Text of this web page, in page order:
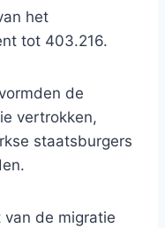
het
tot 403.216.
de
vertrokken,
staatsburgers
de migratie